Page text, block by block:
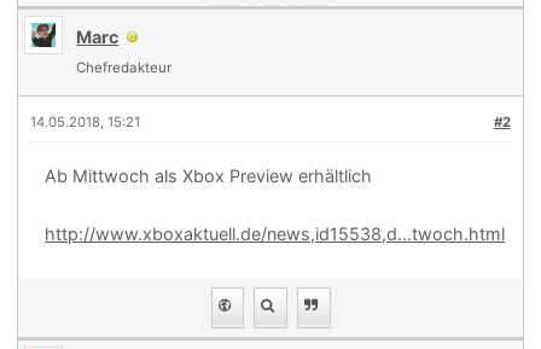
Marc
Chefredakteur
#2
14.05.2018, 15:21
Ab Mittwoch als Xbox Preview erhältlich
http://www.xboxaktuell.de/news,id15538,d...twoch.html